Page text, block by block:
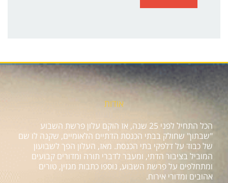
אודות
הכל התחיל לפני 25 שנה, אז הוקם עלון פרשת השבוע
"שבתון" שחולק בבתי הכנסת הדתיים הלאומיים, שקנה לו שם
של כבוד על דלפקי בתי הכנסת. מאז, העלון הפך לשבועון
המוביל בציבור הדתי, ומעבר לדברי תורה ומדורים קבועים
ומתחלפים על פרשת השבוע, נוספו כתבות מגזין, טורים
אהובים ומדורי אירוח.